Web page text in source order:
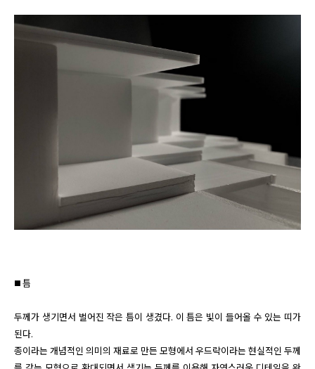
◼️ 틈
두께가 생기면서 벌어진 작은 틈이 생겼다. 이 틈은 빛이 들어올 수 있는 띠가
된다.
종이라는 개념적인 의미의 재료로 만든 모형에서 우드락이라는 현실적인 두께